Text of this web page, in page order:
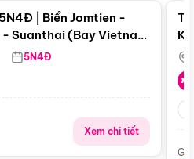
| Biển Jomtien -
Suanthai (Bay Vietnam
5N4Đ
Xem chi tiết